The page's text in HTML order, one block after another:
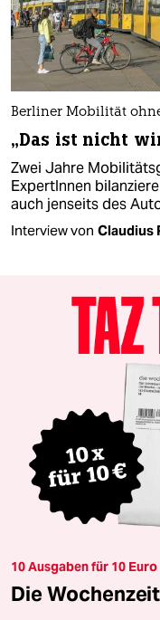
Berliner Mobilität
„Das ist nicht
Zwei Jahre
ExpertInnen
auch jenseits des
Interview von Claudius
10 Ausgaben für 10 Euro
Die